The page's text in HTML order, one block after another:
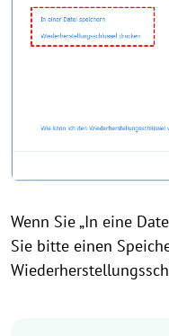
Wenn Sie „In eine
Sie bitte einen